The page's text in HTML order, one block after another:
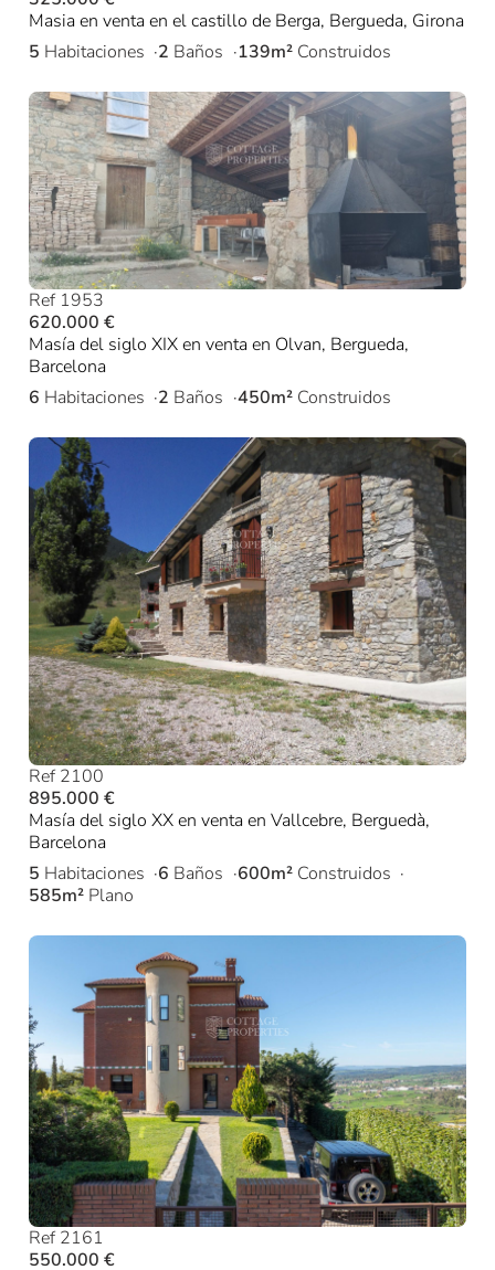
Masia en venta en el castillo de Berga, Bergueda, Girona
5 Habitaciones 2 Baños 139m² Construidos
Ref 1953
620.000 €
Masía del siglo XIX en venta en Olvan, Bergueda,
Barcelona
6 Habitaciones 2 Baños 450m² Construidos
Ref 2100
895.000 €
Masía del siglo XX en venta en Vallcebre, Berguedà,
Barcelona
5 Habitaciones 6 Baños 600m² Construidos
585m² Plano
Ref 2161
550.000 €